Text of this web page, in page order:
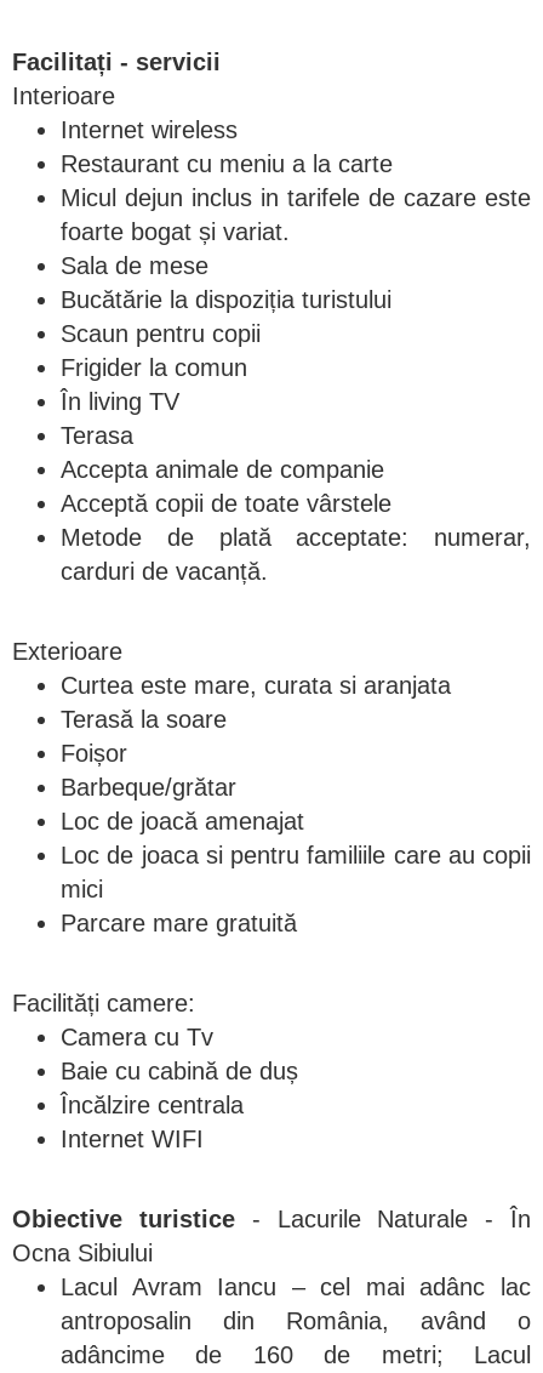
Facilitați - servicii
Interioare
Internet wireless
Restaurant cu meniu a la carte
Micul dejun inclus in tarifele de cazare este
foarte bogat și variat.
Sala de mese
Bucătărie la dispoziția turistului
Scaun pentru copii
Frigider la comun
În living TV
Terasa
Accepta animale de companie
Acceptă copii de toate vârstele
Metode de plată acceptate: numerar,
carduri de vacanță.
Exterioare
Curtea este mare, curata si aranjata
Terasă la soare
Foișor
Barbeque/grătar
Loc de joacă amenajat
Loc de joaca si pentru familiile care au copii
mici
Parcare mare gratuită
Facilități camere:
Camera cu Tv
Baie cu cabină de duș
Încălzire centrala
Internet WIFI
Obiective turistice- Lacurile Naturale - În
Ocna Sibiului
Lacul Avram Iancu – cel mai adânc lac
antroposalin din România, având o
adâncime de 160 de metri; Lacul